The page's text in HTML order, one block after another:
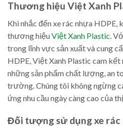
Thương hiệu Việt Xanh
Khi nhắc đến xe rác nhựa HDPE,
thương hiệuViệt Xanh Plastic .
trong lĩnh vực sản xuất và cung
HDPE, Việt Xanh Plastic cam kết
những sản phẩm chất lượng, an
trường. Chúng tôi không ngừng
ứng nhu cầu ngày càng cao của
Đối tượng sử dụng xe rác